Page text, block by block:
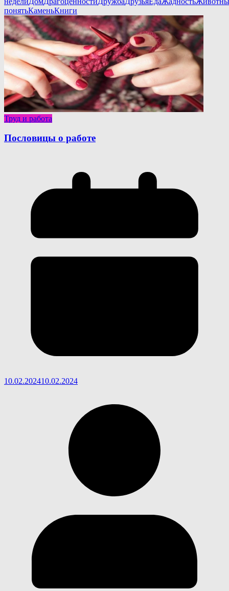
понятьКаменьКниги
Труд и работа
Пословицы о работе
10.02.202410.02.2024